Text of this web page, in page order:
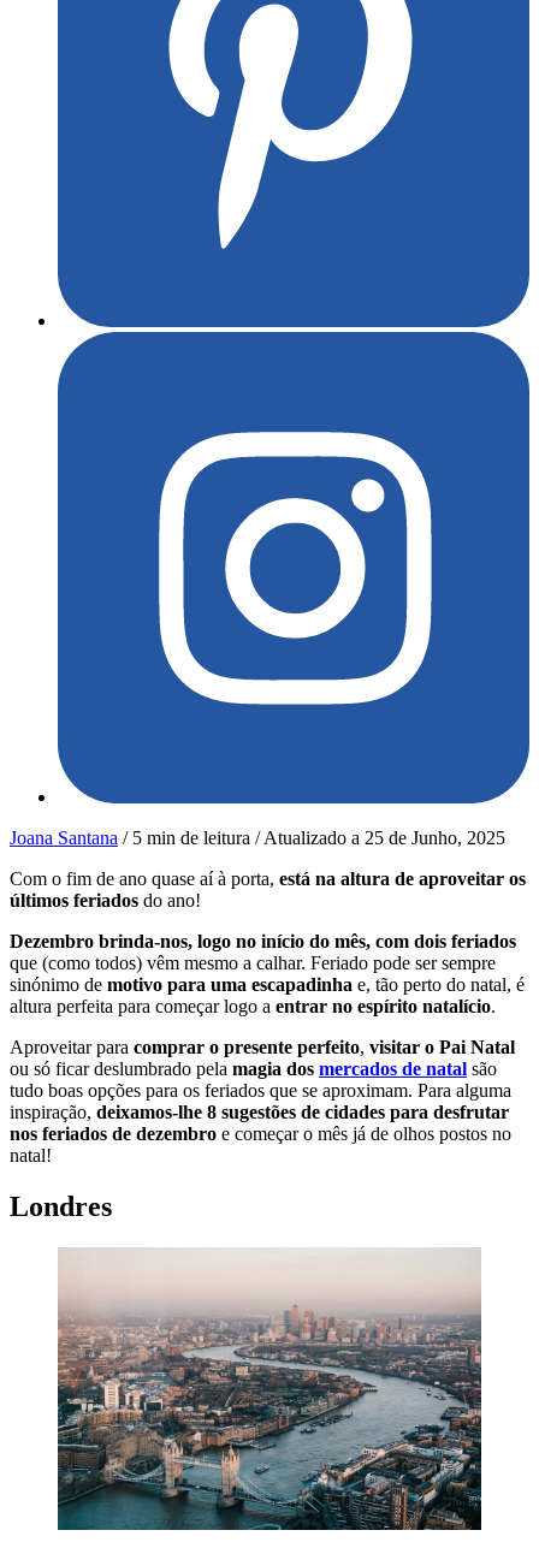
Joana Santana / 5 min de leitura /Atualizado a 25 de Junho, 2025
Com o fim de ano quase aí à porta, está na altura de aproveitar os
últimos feriados do ano!
Dezembro brinda-nos, logo no início do mês, com dois feriados
que (como todos) vêm mesmo a calhar. Feriado pode ser sempre
sinónimo de motivo para uma escapadinha e, tão perto do natal, é
altura perfeita para começar logo a entrar no espírito natalício.
Aproveitar para comprar o presente perfeito, visitar o Pai Natal
ou só ficar deslumbrado pela magia dos mercados de natal são
tudo boas opções para os feriados que se aproximam. Para alguma
inspiração, deixamos-lhe 8 sugestões de cidades para desfrutar
nos feriados de dezembro e começar o mês já de olhos postos no
natal!
Londres